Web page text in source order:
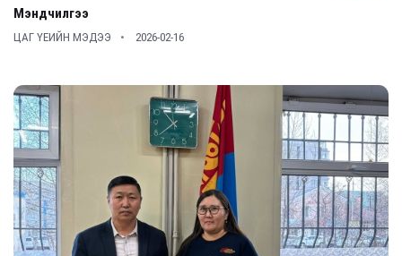
Мэндчилгээ
ЦАГ ҮЕИЙН МЭДЭЭ 2026-02-16